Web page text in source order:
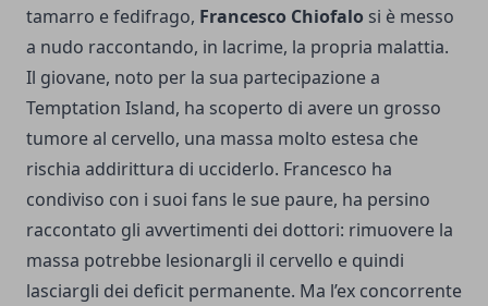
tamarro e fedifrago, Francesco Chiofalo si è messo
a nudo raccontando, in lacrime, la propria malattia.
Il giovane, noto per la sua partecipazione a
Temptation Island, ha scoperto di avere un grosso
tumore al cervello, una massa molto estesa che
rischia addirittura di ucciderlo. Francesco ha
condiviso con i suoi fans le sue paure, ha persino
raccontato gli avvertimenti dei dottori: rimuovere la
massa potrebbe lesionargli il cervello e quindi
lasciargli dei deficit permanente. Ma l’ex concorrente